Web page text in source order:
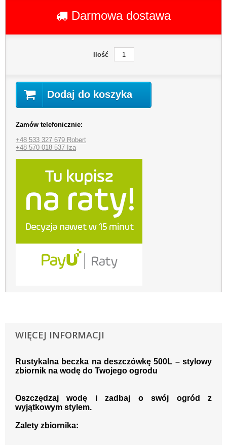
Darmowa dostawa
Ilość
Dodaj do koszyka
Zamów telefonicznie:
+48 533 327 679 Robert
+48 570 018 537 Iza
WIĘCEJ INFORMACJI
Rustykalna beczka na deszczówkę 500L – stylowy
zbiornik na wodę do Twojego ogrodu
Oszczędzaj wodę i zadbaj o swój ogród z
wyjątkowym stylem.
Zalety zbiornika: